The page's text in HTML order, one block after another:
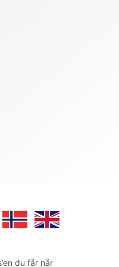
du får når